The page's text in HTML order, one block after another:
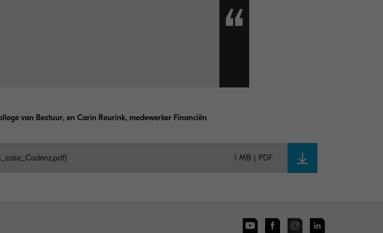
van Bestuur, en Carin Reurink, medewerker Financiën
1 MB | PDF